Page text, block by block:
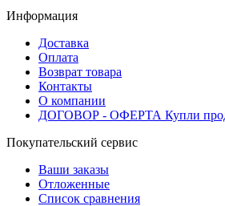
Информация
Доставка
Оплата
Возврат товара
Контакты
О компании
ДОГОВОР - ОФЕРТА Купли
Покупательский сервис
Ваши заказы
Отложенные
Список сравнения